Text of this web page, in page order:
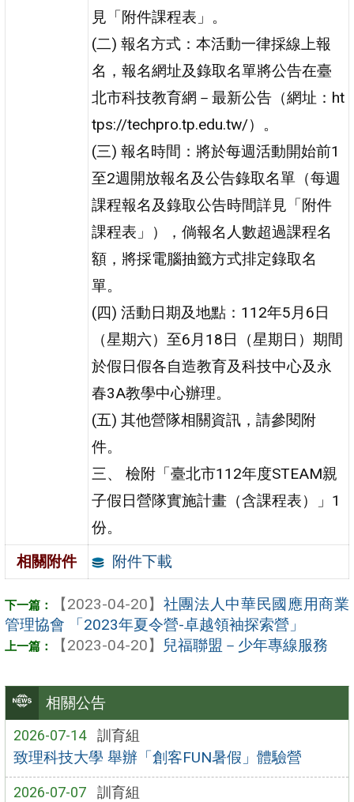
相關公告
2026-07-14 訓育組
致理科技大學 舉辦「創客FUN暑假」體驗營
2026-07-07 訓育組
見「附件課程表」。
(二) 報名方式：本活動一律採線上報
名，報名網址及錄取名單將公告在臺
北市科技教育網－最新公告（網址：ht
tps://techpro.tp.edu.tw/）。
(三) 報名時間：將於每週活動開始前1
至2週開放報名及公告錄取名單（每週
課程報名及錄取公告時間詳見「附件
課程表」），倘報名人數超過課程名
額，將採電腦抽籤方式排定錄取名
單。
(四) 活動日期及地點：112年5月6日
（星期六）至6月18日（星期日）期間
於假日假各自造教育及科技中心及永
春3A教學中心辦理。
(五) 其他營隊相關資訊，請參閱附
件。
三、 檢附「臺北市112年度STEAM親
子假日營隊實施計畫（含課程表）」1
份。
相關附件
附件下載
【2023-04-20】 社團法人中華民國應用商業
管理協會 「2023年夏令營-卓越領袖探索營」
【2023-04-20】 兒福聯盟－少年專線服務